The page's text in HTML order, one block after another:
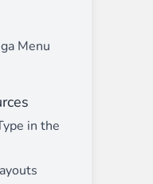
Menu
in the